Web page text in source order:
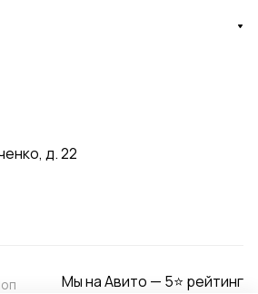
д. 22
Мы на Авито — 5⭐ рейтинг